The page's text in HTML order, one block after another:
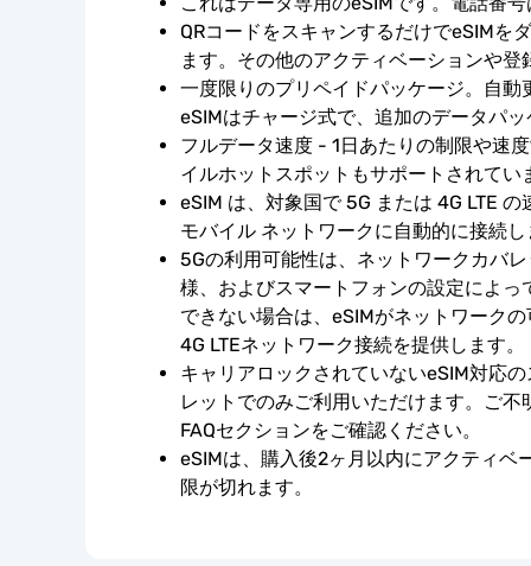
QRコードをスキャンするだけでeSIMを
ます。その他のアクティベーションや
一度限りのプリペイドパッケージ。自動
eSIMはチャージ式で、追加のデータパ
フルデータ速度 - 1日あたりの制限や速
イルホットスポットもサポートされてい
eSIM は、対象国で 5G または 4G LTE
モバイル ネットワークに自動的に接続
5Gの利用可能性は、ネットワークカバ
様、およびスマートフォンの設定によっ
できない場合は、eSIMがネットワーク
4G LTEネットワーク接続を提供します。
キャリアロックされていないeSIM対応
レットでのみご利用いただけます。ご
FAQセクションをご確認ください。
eSIMは、購入後2ヶ月以内にアクティベ
限が切れます。